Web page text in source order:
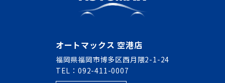
オートマックス 空港店
福岡県福岡市博多区西月隈2-1-24
TEL：092-411-0007